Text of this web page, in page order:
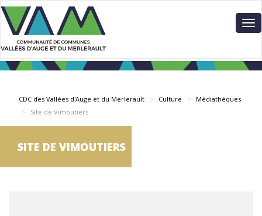
Aller
au
contenu
principal
CDC des Vallées d'Auge et du Merlerault Culture
Médiathèques
Site de Vimoutiers
SITE DE VIMOUTIERS
Panneau de gestion des cookies